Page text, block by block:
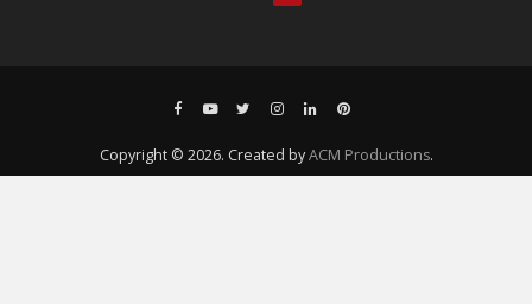
Copyright © 2026. Created byACM Productions.